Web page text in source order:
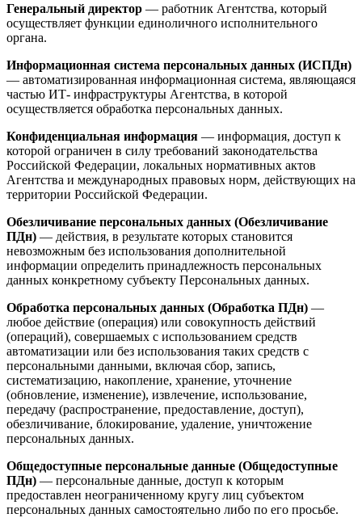
Генеральный директор — работник Агентства, который
осуществляет функции единоличного исполнительного
органа.
Информационная система персональных данных (ИСПДн)
— автоматизированная информационная система, являющаяся
частью ИТ- инфраструктуры Агентства, в которой
осуществляется обработка персональных данных.
Конфиденциальная информация — информация, доступ к
которой ограничен в силу требований законодательства
Российской Федерации, локальных нормативных актов
Агентства и международных правовых норм, действующих на
территории Российской Федерации.
Обезличивание персональных данных (Обезличивание
ПДн) — действия, в результате которых становится
невозможным без использования дополнительной
информации определить принадлежность персональных
данных конкретному субъекту Персональных данных.
Обработка персональных данных (Обработка ПДн) —
любое действие (операция) или совокупность действий
(операций), совершаемых с использованием средств
автоматизации или без использования таких средств с
персональными данными, включая сбор, запись,
систематизацию, накопление, хранение, уточнение
(обновление, изменение), извлечение, использование,
передачу (распространение, предоставление, доступ),
обезличивание, блокирование, удаление, уничтожение
персональных данных.
Общедоступные персональные данные (Общедоступные
ПДн) — персональные данные, доступ к которым
предоставлен неограниченному кругу лиц субъектом
персональных данных самостоятельно либо по его просьбе.